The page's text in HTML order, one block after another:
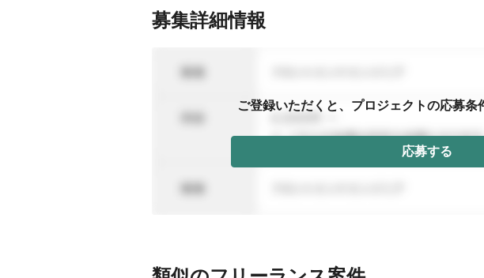
募集詳細情報
ご登録いただくと、プロジェクトの応募条
応募する